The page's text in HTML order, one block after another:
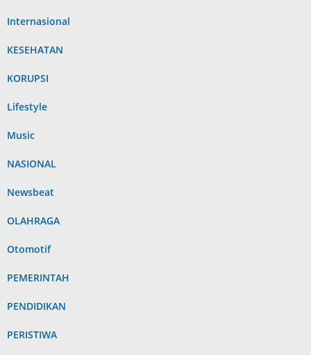
Internasional
KESEHATAN
KORUPSI
Lifestyle
Music
NASIONAL
Newsbeat
OLAHRAGA
Otomotif
PEMERINTAH
PENDIDIKAN
PERISTIWA